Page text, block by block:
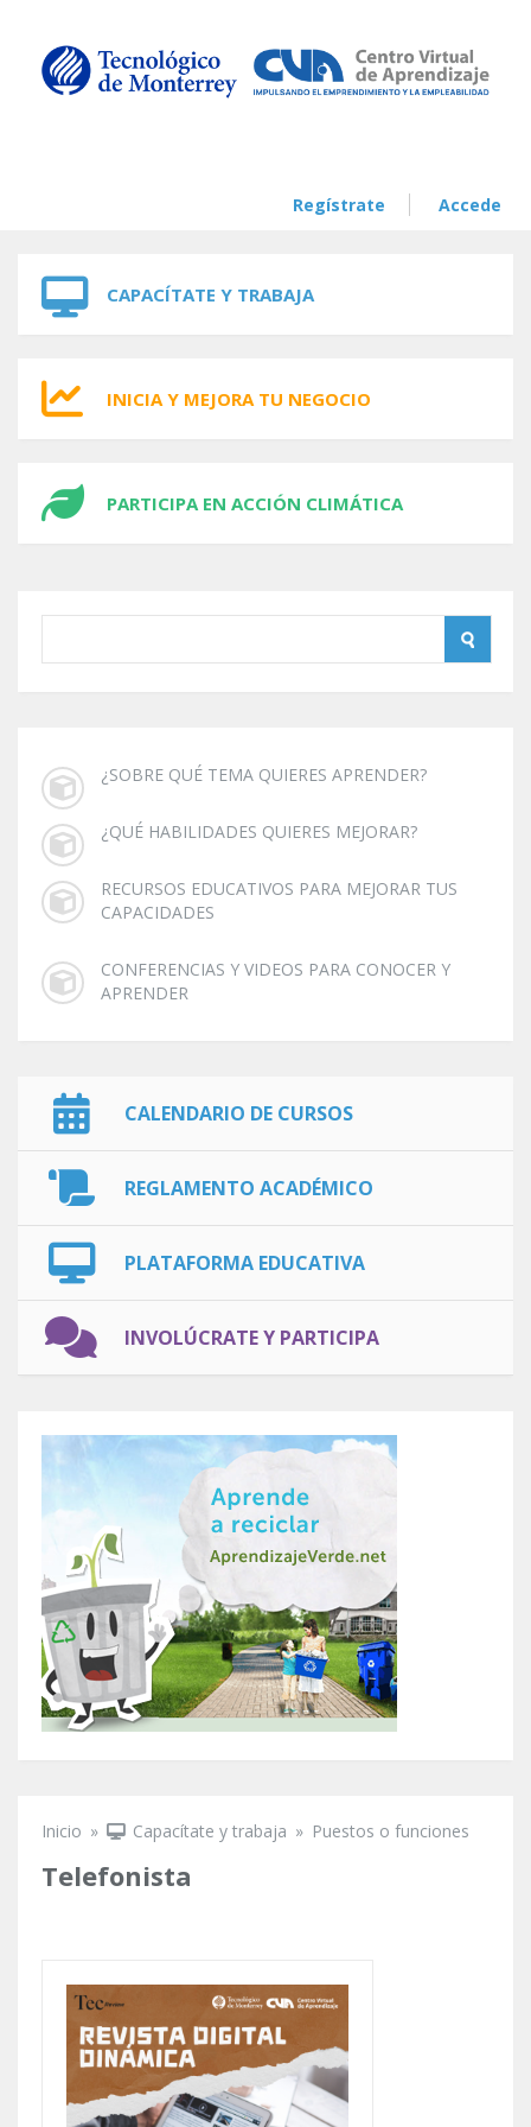
Regístrate Accede
CAPACÍTATE Y TRABAJA
INICIA Y MEJORA TU NEGOCIO
PARTICIPA EN ACCIÓN CLIMÁTICA
¿SOBRE QUÉ TEMA QUIERES APRENDER?
¿QUÉ HABILIDADES QUIERES MEJORAR?
RECURSOS EDUCATIVOS PARA MEJORAR TUS
CAPACIDADES
CONFERENCIAS Y VIDEOS PARA CONOCER Y
APRENDER
CALENDARIO DE CURSOS
REGLAMENTO ACADÉMICO
PLATAFORMA EDUCATIVA
INVOLÚCRATE Y PARTICIPA
Inicio » Capacítate y trabaja » Puestos o funciones
Telefonista